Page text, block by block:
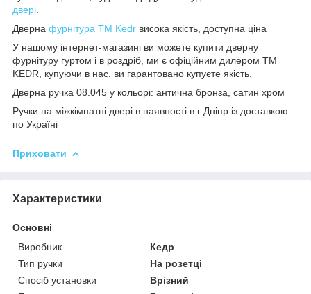
двері
Дверна фурнітура ТМ Kedr висока якість, доступна ціна
У нашому інтернет-магазині ви можете купити дверну
фурнітуру гуртом і в роздріб, ми є офіційним дилером ТМ
KEDR, купуючи в нас, ви гарантовано купуєте якість.
Дверна ручка 08.045 у кольорі: антична бронза, сатин хром
Ручки на міжкімнатні двері в наявності в г Дніпр із доставкою
по Україні
Приховати
Характеристики
Основні
Виробник
Кедр
Тип ручки
На розетці
Спосіб установки
Врізний